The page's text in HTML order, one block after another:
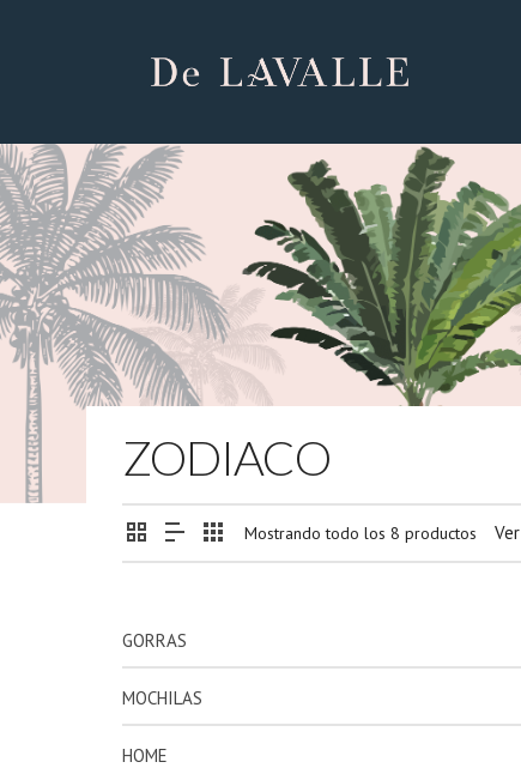
ZODIACO
Mostrando todo los 8 productos Ver
GORRAS
MOCHILAS
HOME